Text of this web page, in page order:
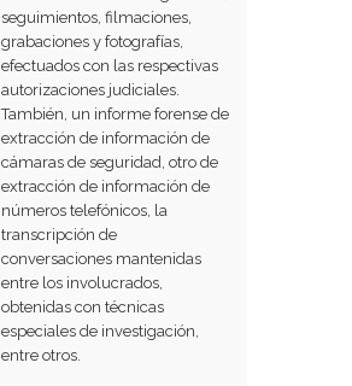
seguimientos, filmaciones,
grabaciones y fotografías,
efectuados con las respectivas
autorizaciones judiciales.
También, un informe forense de
extracción de información de
cámaras de seguridad, otro de
extracción de información de
números telefónicos, la
transcripción de
conversaciones mantenidas
entre los involucrados,
obtenidas con técnicas
especiales de investigación,
entre otros.